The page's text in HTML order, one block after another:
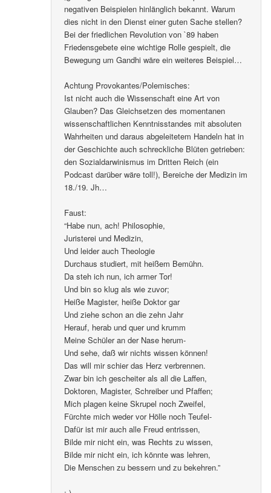
negativen Beispielen hinlänglich bekannt. Warum
dies nicht in den Dienst einer guten Sache stellen?
Bei der friedlichen Revolution von `89 haben
Friedensgebete eine wichtige Rolle gespielt, die
Bewegung um Gandhi wäre ein weiteres Beispiel…
Achtung Provokantes/Polemisches:
Ist nicht auch die Wissenschaft eine Art von
Glauben? Das Gleichsetzen des momentanen
wissenschaftlichen Kenntnisstandes mit absoluten
Wahrheiten und daraus abgeleitetem Handeln hat in
der Geschichte auch schreckliche Blüten getrieben:
den Sozialdarwinismus im Dritten Reich (ein
Podcast darüber wäre toll!), Bereiche der Medizin im
18./19. Jh…
Faust:
“Habe nun, ach! Philosophie,
Juristerei und Medizin,
Und leider auch Theologie
Durchaus studiert, mit heißem Bemühn.
Da steh ich nun, ich armer Tor!
Und bin so klug als wie zuvor;
Heiße Magister, heiße Doktor gar
Und ziehe schon an die zehn Jahr
Herauf, herab und quer und krumm
Meine Schüler an der Nase herum-
Und sehe, daß wir nichts wissen können!
Das will mir schier das Herz verbrennen.
Zwar bin ich gescheiter als all die Laffen,
Doktoren, Magister, Schreiber und Pfaffen;
Mich plagen keine Skrupel noch Zweifel,
Fürchte mich weder vor Hölle noch Teufel-
Dafür ist mir auch alle Freud entrissen,
Bilde mir nicht ein, was Rechts zu wissen,
Bilde mir nicht ein, ich könnte was lehren,
Die Menschen zu bessern und zu bekehren.”